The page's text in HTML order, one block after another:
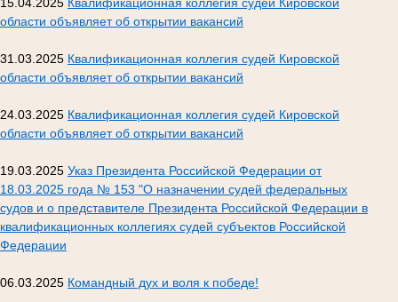
области объявляет об открытии вакансий
31.03.2025 Квалификационная коллегия судей Кировской
области объявляет об открытии вакансий
24.03.2025 Квалификационная коллегия судей Кировской
области объявляет об открытии вакансий
19.03.2025 Указ Президента Российской Федерации от
18.03.2025 года № 153 "О назначении судей федеральных
судов и о представителе Президента Российской Федерации в
квалификационных коллегиях судей субъектов Российской
Федерации
06.03.2025 Командный дух и воля к победе!